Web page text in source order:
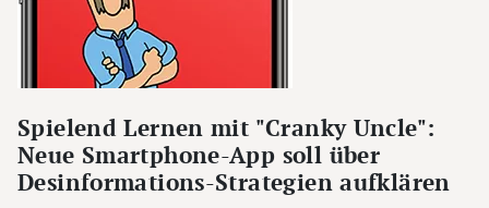
Spielend Lernen mit "Cranky Uncle":
Neue Smartphone-App soll über
Desinformations-Strategien aufklären